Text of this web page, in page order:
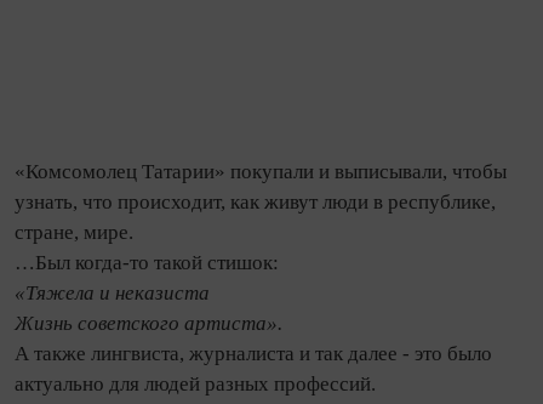
«Комсомолец Татарии» покупали и выписывали, чтобы
узнать, что происходит, как живут люди в республике,
стране, мире.
…Был когда-то такой стишок:
«Тяжела и неказиста
Жизнь советского артиста».
А также лингвиста, журналиста и так далее - это было
актуально для людей разных профессий.